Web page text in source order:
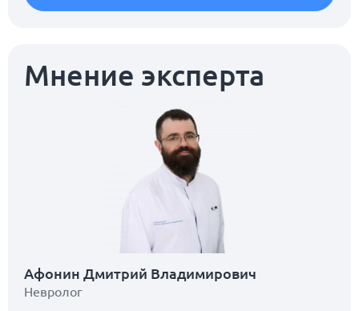
Мнение эксперта
Афонин Дмитрий Владимирович
Невролог